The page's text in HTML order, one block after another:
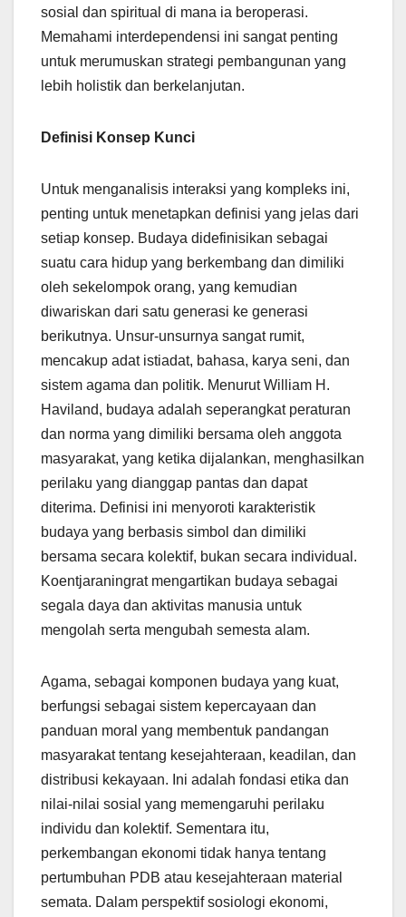
sosial dan spiritual di mana ia beroperasi.
Memahami interdependensi ini sangat penting
untuk merumuskan strategi pembangunan yang
lebih holistik dan berkelanjutan.
Definisi Konsep Kunci
Untuk menganalisis interaksi yang kompleks ini,
penting untuk menetapkan definisi yang jelas dari
setiap konsep. Budaya didefinisikan sebagai
suatu cara hidup yang berkembang dan dimiliki
oleh sekelompok orang, yang kemudian
diwariskan dari satu generasi ke generasi
berikutnya. Unsur-unsurnya sangat rumit,
mencakup adat istiadat, bahasa, karya seni, dan
sistem agama dan politik. Menurut William H.
Haviland, budaya adalah seperangkat peraturan
dan norma yang dimiliki bersama oleh anggota
masyarakat, yang ketika dijalankan, menghasilkan
perilaku yang dianggap pantas dan dapat
diterima. Definisi ini menyoroti karakteristik
budaya yang berbasis simbol dan dimiliki
bersama secara kolektif, bukan secara individual.
Koentjaraningrat mengartikan budaya sebagai
segala daya dan aktivitas manusia untuk
mengolah serta mengubah semesta alam.
Agama, sebagai komponen budaya yang kuat,
berfungsi sebagai sistem kepercayaan dan
panduan moral yang membentuk pandangan
masyarakat tentang kesejahteraan, keadilan, dan
distribusi kekayaan. Ini adalah fondasi etika dan
nilai-nilai sosial yang memengaruhi perilaku
individu dan kolektif. Sementara itu,
perkembangan ekonomi tidak hanya tentang
pertumbuhan PDB atau kesejahteraan material
semata. Dalam perspektif sosiologi ekonomi,